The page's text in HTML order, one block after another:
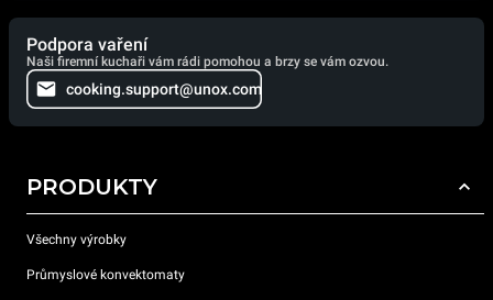
Podpora vaření
Naši firemní kuchaři vám rádi pomohou a brzy se vám ozvou.
cooking.support@unox.com
PRODUKTY
Všechny výrobky
Průmyslové konvektomaty